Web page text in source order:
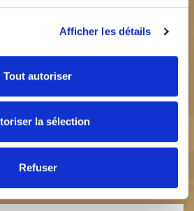
Afficher les détails
Tout autoriser
la sélection
Refuser
lancé la première gamme de pâtes
de la farine française. Mettez les
le king de la quiche !